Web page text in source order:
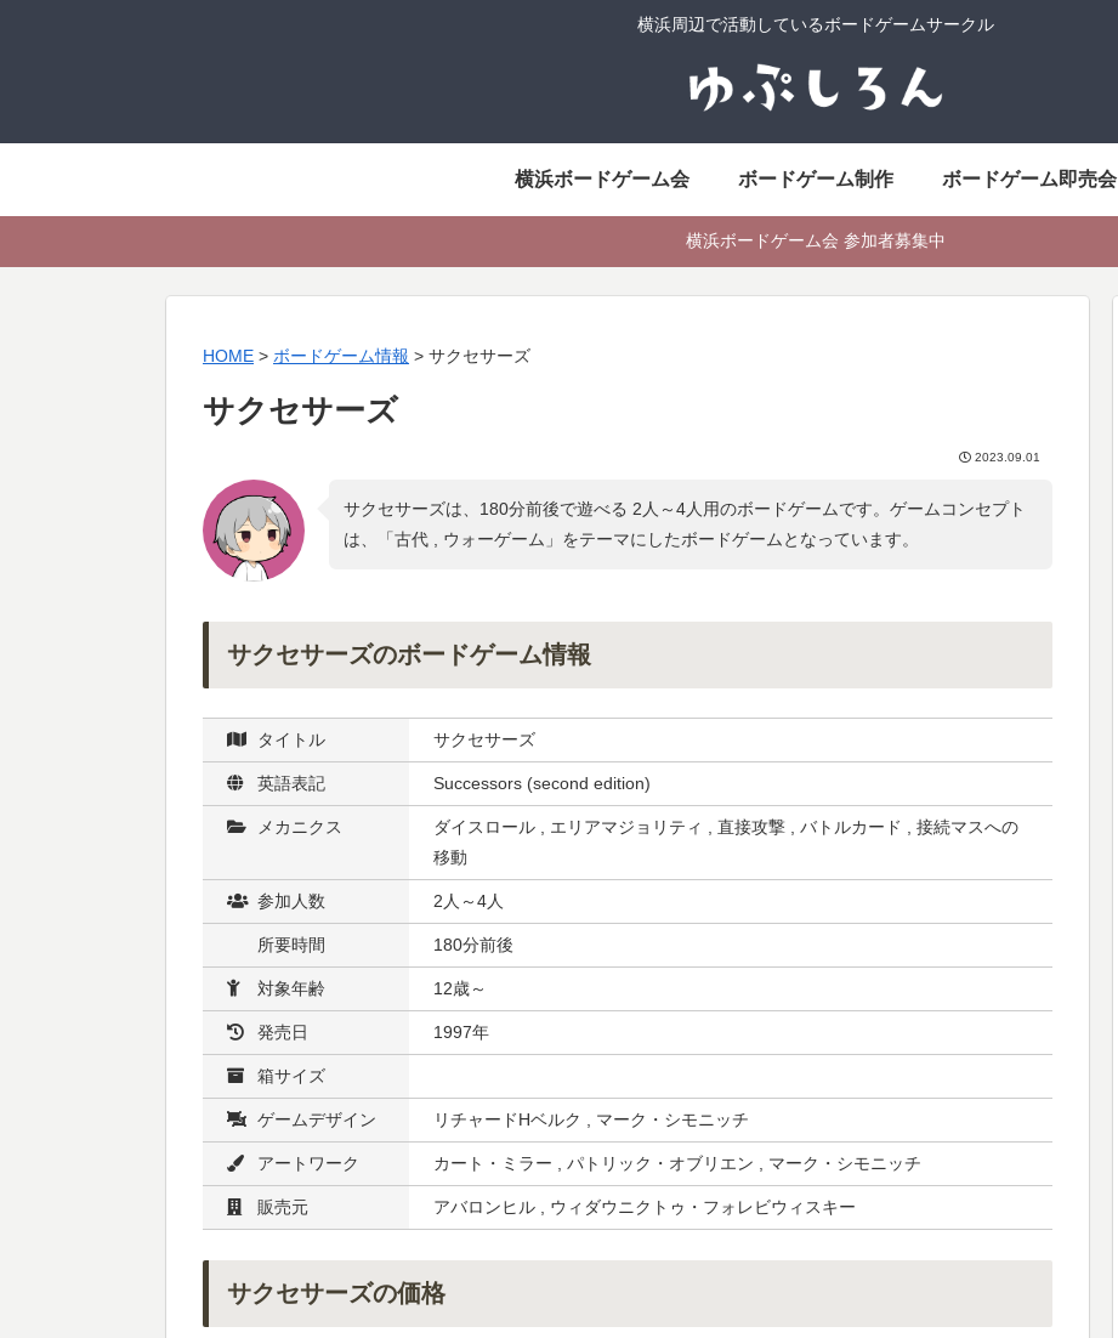
横浜周辺で活動しているボードゲームサークル
横浜ボードゲーム会 ボードゲーム制作 ボードゲーム即売会
横浜ボードゲーム会 参加者募集中
HOME > ボードゲーム情報 > サクセサーズ
サクセサーズ
2023.09.01
サクセサーズは、180分前後で遊べる 2人～4人用のボードゲームです。ゲームコンセプト
は、「古代 , ウォーゲーム 」をテーマにしたボードゲームとなっています。
サクセサーズのボードゲーム情報
タイトル サクセサーズ
英語表記 Successors (second edition)
メカニクス
ダイスロール , エリアマジョリティ , 直接攻撃 , バトルカード , 接続マスへの
移動
参加人数 2人～4人
所要時間 180分前後
対象年齢 12歳～
発売日 1997年
箱サイズ
ゲームデザイン リチャードHベルク , マーク・シモニッチ
アートワーク カート・ミラー , パトリック・オブリエン , マーク・シモニッチ
販売元 アバロンヒル , ウィダウニクトゥ・フォレビウィスキー
サクセサーズの価格